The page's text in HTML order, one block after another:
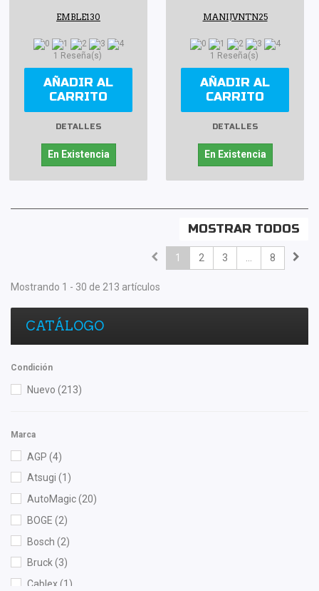
EMBLE130
1 Reseña(s)
AÑADIR AL
CARRITO
DETALLES
En Existencia
MANIJVNTN25
1 Reseña(s)
AÑADIR AL
CARRITO
DETALLES
En Existencia
MOSTRAR TODOS
1 2 3 8
Mostrando 1 - 30 de 213 artículos
CATÁLOGO
Condición
Nuevo (213)
Marca
AGP (4)
Atsugi (1)
AutoMagic(20)
BOGE (2)
Bosch (2)
Bruck(3)
Cablex(1)